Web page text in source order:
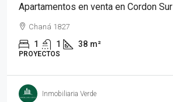
Apartamentos en venta en Cordon Sur
Chaná 1827
1 1 38 m²
PROYECTOS
Inmobiliaria Verde